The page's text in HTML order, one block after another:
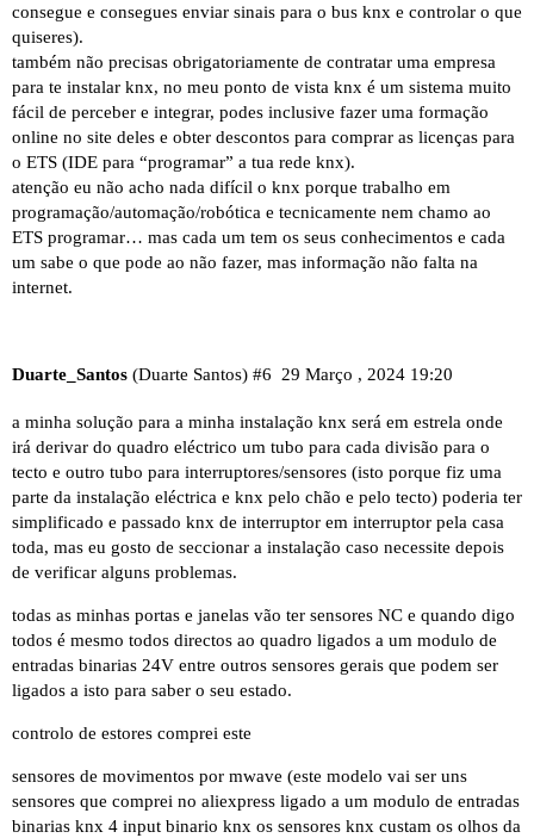
consegue e consegues enviar sinais para o bus knx e controlar o que
quiseres).
também não precisas obrigatoriamente de contratar uma empresa
para te instalar knx, no meu ponto de vista knx é um sistema muito
fácil de perceber e integrar, podes inclusive fazer uma formação
online no site deles e obter descontos para comprar as licenças para
o ETS (IDE para “programar” a tua rede knx).
atenção eu não acho nada difícil o knx porque trabalho em
programação/automação/robótica e tecnicamente nem chamo ao
ETS programar… mas cada um tem os seus conhecimentos e cada
um sabe o que pode ao não fazer, mas informação não falta na
internet.
Duarte_Santos (Duarte Santos) 29 Março , 2024 19:20
#6
a minha solução para a minha instalação knx será em estrela onde
irá derivar do quadro eléctrico um tubo para cada divisão para o
tecto e outro tubo para interruptores/sensores (isto porque fiz uma
parte da instalação eléctrica e knx pelo chão e pelo tecto) poderia ter
simplificado e passado knx de interruptor em interruptor pela casa
toda, mas eu gosto de seccionar a instalação caso necessite depois
de verificar alguns problemas.
todas as minhas portas e janelas vão ter sensores NC e quando digo
todos é mesmo todos directos ao quadro ligados a um modulo de
entradas binarias 24V entre outros sensores gerais que podem ser
ligados a isto para saber o seu estado.
controlo de estores comprei este
sensores de movimentos por mwave (este modelo vai ser uns
sensores que comprei no aliexpress ligado a um modulo de entradas
binarias knx 4 input binario knx os sensores knx custam os olhos da